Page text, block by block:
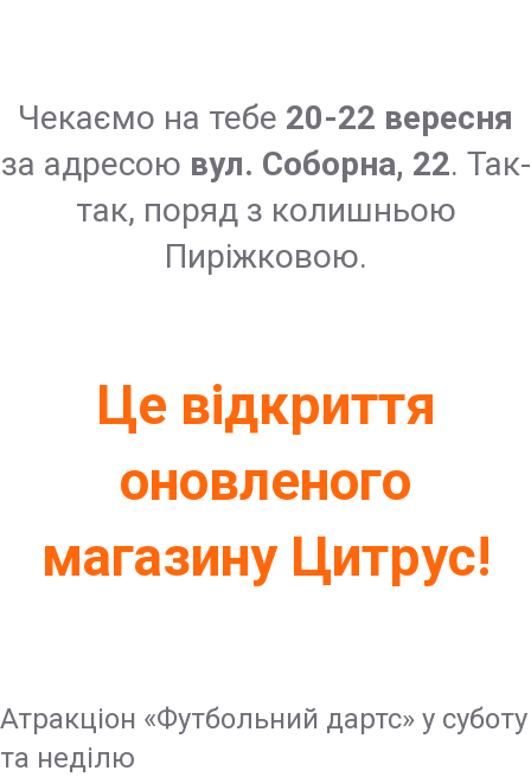
Чекаємо на тебе 20-22 вересня
за адресою вул. Соборна, 22. Так-
так, поряд з колишньою
Пиріжковою.
Це відкриття
оновленого
магазину Цитрус!
Атракціон «Футбольний дартс» у суботу
та неділю